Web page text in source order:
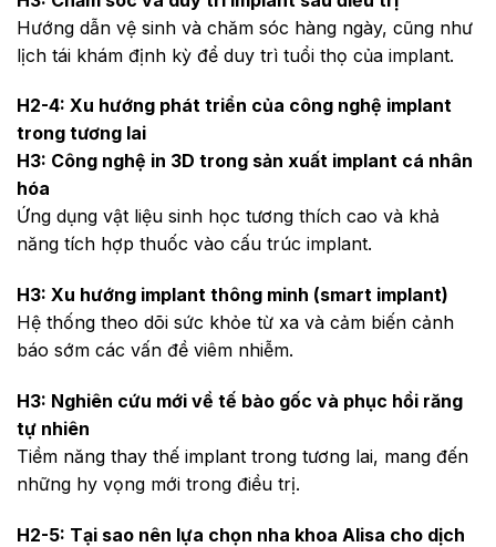
Hướng dẫn vệ sinh và chăm sóc hàng ngày, cũng như
lịch tái khám định kỳ để duy trì tuổi thọ của implant.
H2-4: Xu hướng phát triển của công nghệ implant
trong tương lai
H3: Công nghệ in 3D trong sản xuất implant cá nhân
hóa
Ứng dụng vật liệu sinh học tương thích cao và khả
năng tích hợp thuốc vào cấu trúc implant.
H3: Xu hướng implant thông minh (smart implant)
Hệ thống theo dõi sức khỏe từ xa và cảm biến cảnh
báo sớm các vấn đề viêm nhiễm.
H3: Nghiên cứu mới về tế bào gốc và phục hồi răng
tự nhiên
Tiềm năng thay thế implant trong tương lai, mang đến
những hy vọng mới trong điều trị.
H2-5: Tại sao nên lựa chọn nha khoa Alisa cho dịch